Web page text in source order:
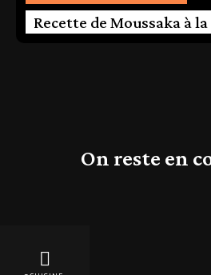
Recette de Moussaka à
On reste en